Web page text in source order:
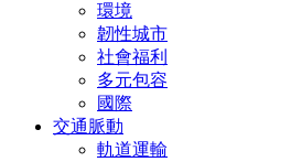
環境
韌性城市
社會福利
多元包容
國際
交通脈動
軌道運輸